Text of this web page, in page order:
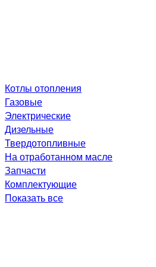
Котлы отопления
Газовые
Электрические
Дизельные
Твердотопливные
На отработанном масле
Запчасти
Комплектующие
Показать все